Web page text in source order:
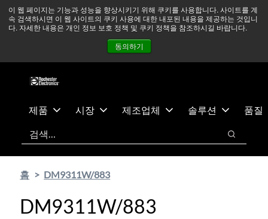
이 웹 페이지는 기능과 성능을 향상시키기 위해 쿠키를 사용합니다. 사이트를 계
속 검색하시면 이 웹 사이트의 쿠키 사용에 대한 내포된 내용을 제공하는 것입니
다. 자세한 내용은 개인 정보 보호 정책 및 쿠키 정책을 참조하시길 바랍니다.
동의하기
츠
건
중동 지역 상황을 지속적으로 주시하고 있으며, 모든 서비스는
정상적으로 운영되고 있습니다. 더 읽어보기 →
뉴스
문의하기
제품 시장 제조업체 솔루션
품질
검색
검색
홈 DM9311W/883
DM9311W/883